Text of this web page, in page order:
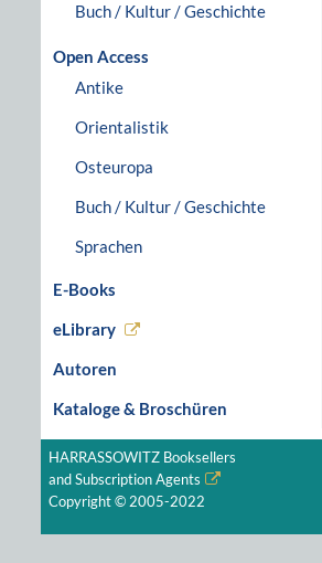
Buch / Kultur / Geschichte
Open Access
Antike
Orientalistik
Osteuropa
Buch / Kultur / Geschichte
Sprachen
E-Books
eLibrary
Autoren
Kataloge & Broschüren
HARRASSOWITZ Booksellers
and Subscription Agents
Copyright © 2005-2022